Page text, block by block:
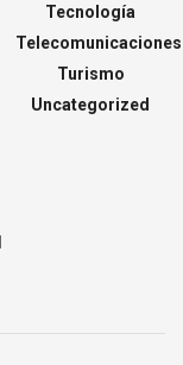
Tecnología
Telecomunicaciones
Turismo
Uncategorized